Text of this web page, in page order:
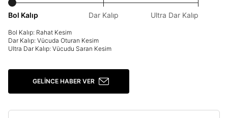
Bol Kalıp Dar Kalıp Ultra Dar Kalıp
Bol Kalıp: Rahat Kesim
Dar Kalıp: Vücuda Oturan Kesim
Ultra Dar Kalıp: Vücudu Saran Kesim
GELINCE HABER VER
Ad*